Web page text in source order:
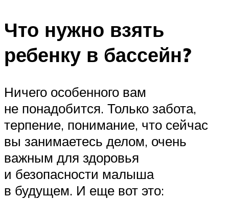
МЕНЮ
Что нужно взять
ребенку в бассейн?
Ничего особенного вам
не понадобится. Только забота,
терпение, понимание, что сейчас
вы занимаетесь делом, очень
важным для здоровья
и безопасности малыша
в будущем. И еще вот это: